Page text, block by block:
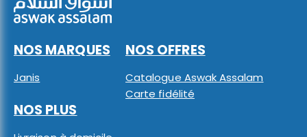
NOS MARQUES
Janis
NOS OFFRES
Catalogue Aswak Assalam
Carte fidélité
NOS PLUS